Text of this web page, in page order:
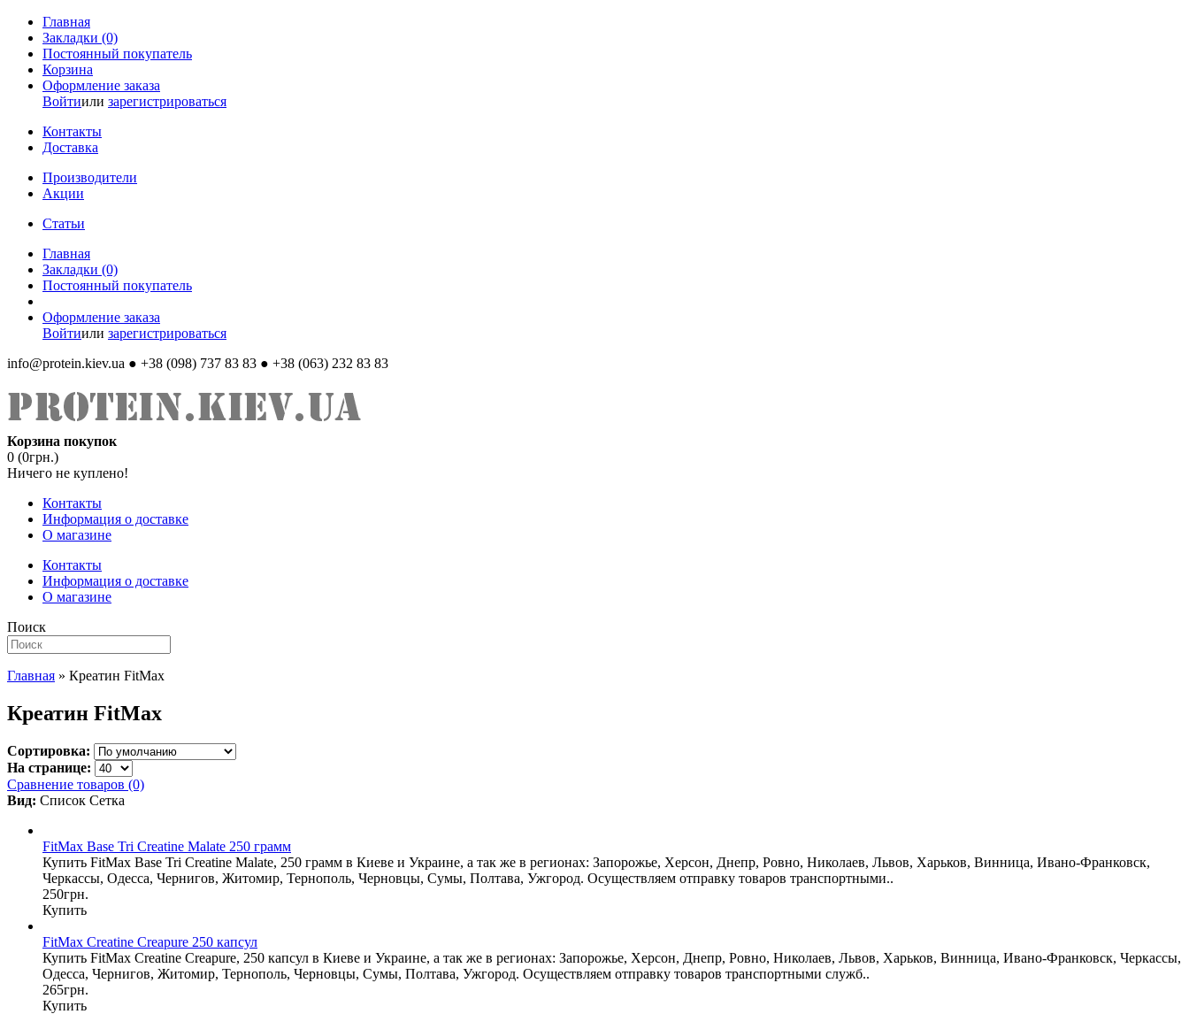
Главная
Закладки (0)
Постоянный покупатель
Корзина
Оформление заказа
Войтиили зарегистрироваться
Контакты
Доставка
Производители
Акции
Статьи
Главная
Закладки (0)
Постоянный покупатель
Оформление заказа
Войтиили зарегистрироваться
info@protein.kiev.ua ● +38 (098) 737 83 83 ● +38 (063) 232 83 83
Корзина покупок
0 (0грн.)
Ничего не куплено!
Контакты
Информация о доставке
О магазине
Контакты
Информация о доставке
О магазине
Поиск
Главная » Креатин FitMax
Креатин FitMax
Сортировка:
На странице:
Сравнение товаров (0)
Вид: Список Сетка
FitMax Base Tri Creatine Malate 250 грамм
Купить FitMax Base Tri Creatine Malate, 250 грамм в Киеве и Украине, а так же в регионах: Запорожье, Херсон, Днепр, Ровно, Николаев, Львов, Харьков, Винница, Ивано-Франковск,
Черкассы, Одесса, Чернигов, Житомир, Тернополь, Черновцы, Сумы, Полтава, Ужгород. Осуществляем отправку товаров транспортными..
250грн.
Купить
FitMax Creatine Creapure 250 капсул
Купить FitMax Creatine Creapure, 250 капсул в Киеве и Украине, а так же в регионах: Запорожье, Херсон, Днепр, Ровно, Николаев, Львов, Харьков, Винница, Ивано-Франковск, Черкассы,
Одесса, Чернигов, Житомир, Тернополь, Черновцы, Сумы, Полтава, Ужгород. Осуществляем отправку товаров транспортными служб..
265грн.
Купить